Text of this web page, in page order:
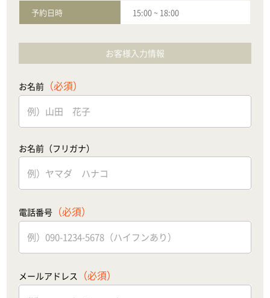
予約日時 15:00~ 18:00
お客様入力情報
お名前 （必須）
お名前（フリガナ）
電話番号 （必須）
メールアドレス （必須）